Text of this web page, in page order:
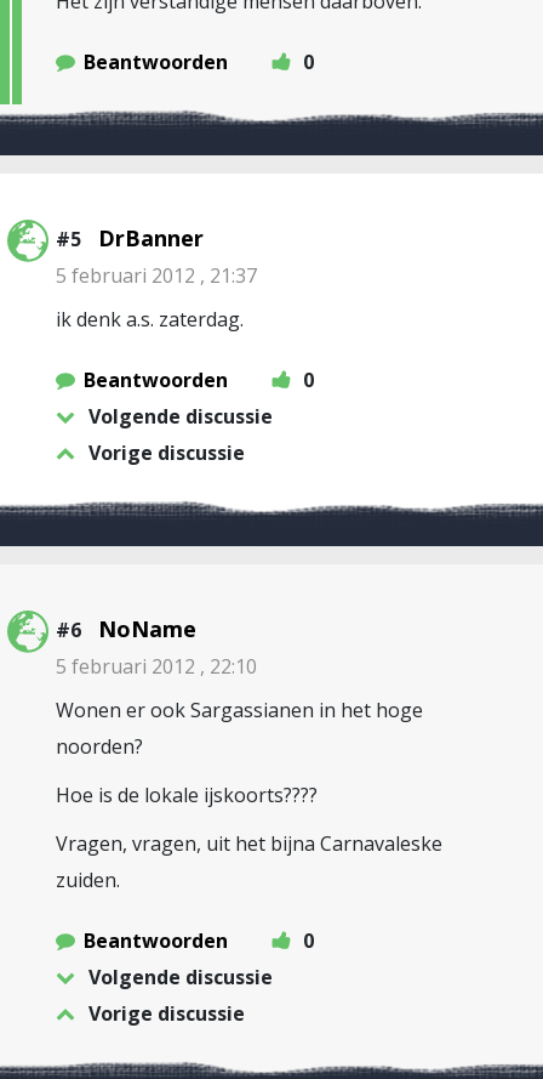
Beantwoorden 0
#5 DrBanner
5 februari 2012 , 21:37
ik denk a.s. zaterdag.
Beantwoorden
0
Volgende discussie
Vorige discussie
#6 NoName
5 februari 2012 , 22:10
Wonen er ook Sargassianen in het hoge
noorden?
Hoe is de lokale ijskoorts????
Vragen, vragen, uit het bijna Carnavaleske
zuiden.
Beantwoorden
0
Volgende discussie
Vorige discussie